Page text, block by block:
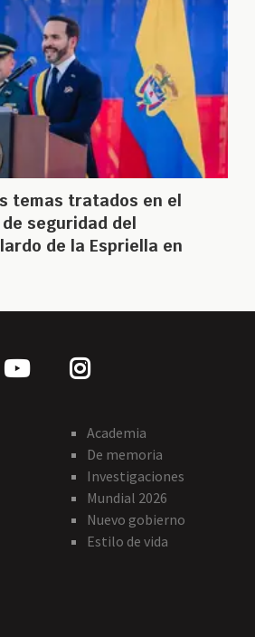
temas tratados en el
seguridad del
de la Espriella en
Academia
De memoria
Investigaciones
Mundial 2026
Nuevo gobierno
Estilo de vida